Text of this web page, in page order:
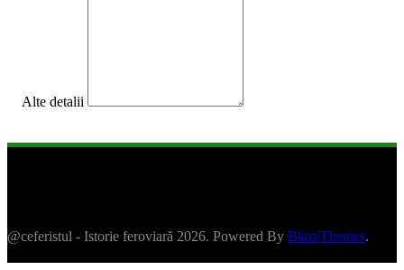
Alte detalii
@ceferistul - Istorie feroviară 2026. Powered By BlazeThemes.